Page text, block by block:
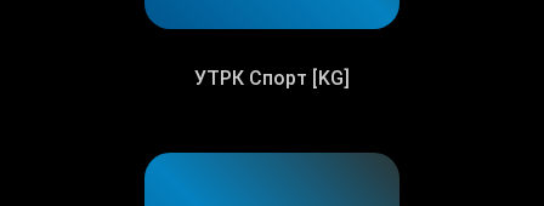
УТРК Спорт [KG]